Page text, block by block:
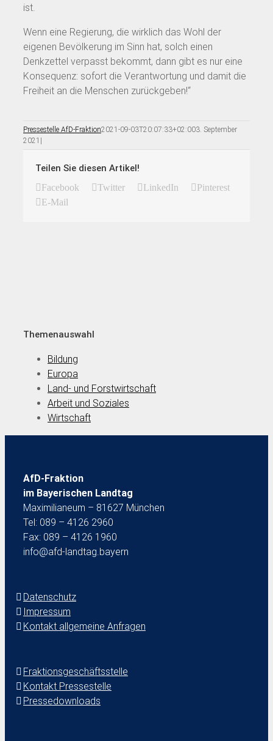
ist.
Wenn eine Regierung, die wirklich das Wohl der
eigenen Bevölkerung im Sinn hat, solch einen
Denkzettel verpasst bekommt, dann gibt es nur eine
Konsequenz: sofort die Verantwortung und damit die
Freiheit an die Menschen zurückgeben!“
Pressestelle AfD-Fraktion2021-09-03T20:07:33+02:003. September
2021 |
Teilen Sie diesen Artikel!
Facebook Twitter LinkedIn
Pinterest
E-Mail
Themenauswahl
Bildung
Europa
Land- und Forstwirtschaft
Arbeit und Soziales
Wirtschaft
AfD-Fraktion
im Bayerischen Landtag
Maximilianeum – 81627 München
Tel: 089 – 4126 2960
Fax: 089 – 4126 1960
info@afd-landtag.bayern
Datenschutz
Impressum
Kontakt allgemeine Anfragen
Fraktionsgeschäftsstelle
Kontakt Pressestelle
Pressedownloads